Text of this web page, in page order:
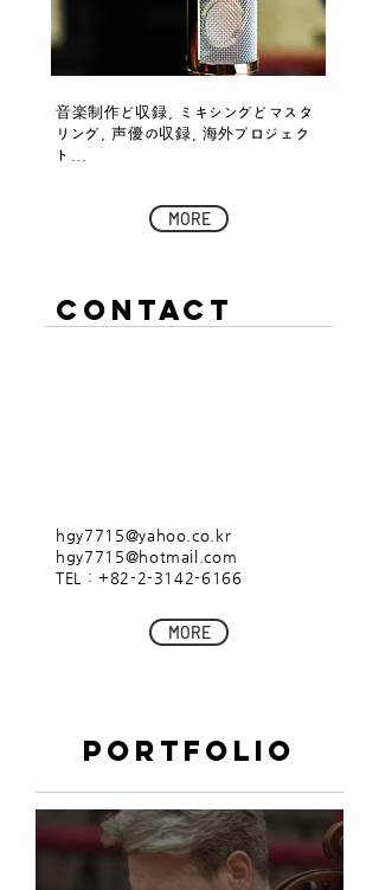
CONTACT
hgy7715@yahoo.co.kr
hgy7715@hotmail.com
TEL : +82-2-3142-6166
MORE
PORTFOLIO
音楽制作ど収録, ミキシングどマスタ
リング, 声優の収録, 海外プロジェク
ト...
MORE